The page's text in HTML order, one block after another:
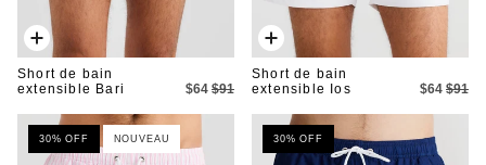
Ajout
rapide
Short de bain
extensible Bari
$64 $91
Ajout
rapide
Short de bain
extensible Ios
$64 $91
30% OFF NOUVEAU 30% OFF